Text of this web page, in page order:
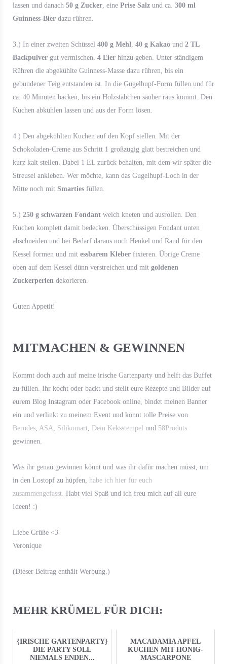
lassen und danach 50 g Zucker , eine Prise Salz und ca. 300 ml
Guinness-Bier dazu rühren.
3.) In einer zweiten Schüssel 400 g Mehl 40 g Kakao und 2 TL
Backpulver gut vermischen. 4 Eier hinzu geben. Unter ständigem
Rühren die abgekühlte Guinness-Masse dazu rühren, bis ein
gebundener Teig entstanden ist. In die Gugelhupf-Form füllen und für
ca. 40 Minuten backen, bis ein Holzstäbchen sauber raus kommt. Den
Kuchen abkühlen lassen und aus der Form lösen.
4.) Den abgekühlten Kuchen auf den Kopf stellen. Mit der
Schokoladen-Creme aus Schritt 1 großzügig glatt bestreichen und
kurz kalt stellen. Dabei 1 EL zurück behalten, mit dem wir später die
Streusel ankleben. Wer möchte, kann das Gugelhupf-Loch in der
Mitte noch mit Smarties füllen.
5.) 250 g schwarzen Fondant weich kneten und ausrollen. Den
Kuchen komplett damit bedecken. Überschüssigen Fondant unten
abschneiden und bei Bedarf daraus noch Henkel und Rand für den
Kessel formen und mit essbarem Kleber fixieren. Übrige Creme
oben auf dem Kessel dünn verstreichen und mit goldenen
Zuckerperlen dekorieren.
Guten Appetit!
MITMACHEN & GEWINNEN
Kommt doch auch auf meine irische Gartenparty und helft das Buffet
zu füllen. Ihr kocht oder backt und stellt eure Rezepte und Bilder auf
eurem Blog Instagram oder Facebook online, bindet meinen Banner
ein und verlinkt zu meinem Event und könnt tolle Preise von
Berndes ASA Silikomart Dein Keksstempel und 58Produts
gewinnen.
Was ihr genau gewinnen könnt und was ihr dafür machen müsst, um
in den Lostopf zu hüpfen, habe ich hier für euch
zusammengefasst. Habt viel Spaß und ich freu mich auf all eure
Ideen! :)
Liebe Grüße <3
Veronique
(Dieser Beitrag enthält Werbung.)
MEHR KRÜMEL FÜR DICH:
{IRISCHE GARTENPARTY}
DIE PARTY SOLL
NIEMALS ENDEN...
MACADAMIA APFEL
KUCHEN MIT HONIG-
MASCARPONE